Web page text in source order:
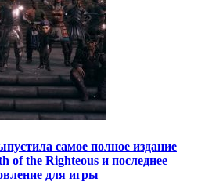
самое полное издание
of the Righteous и последнее
для игры